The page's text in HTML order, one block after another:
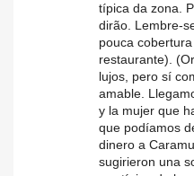
típica da zona.
dirão. Lembre-
pouca
restaurante).
lujos, pero sí
amable.
y la mujer que
que podíamos
dinero a
sugirieron una